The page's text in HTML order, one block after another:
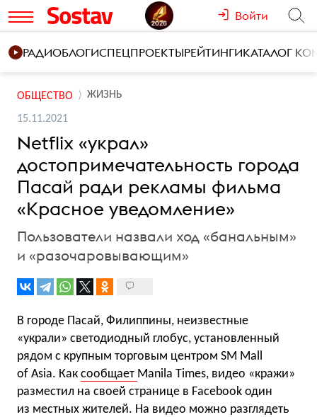
Войти
РАДИОБЛОГИСПЕЦПРОЕКТЫРЕЙТИНГИКАТАЛОГ
ОБЩЕСТВО ЖИЗНЬ
15.11.2021
Netflix «украл»
достопримечательность города
Пасай ради рекламы фильма
«Красное уведомление»
Пользователи назвали ход «банальным»
и «разочаровывающим»
В городе Пасай, Филиппины, неизвестные
«украли» светодиодный глобус, установленный
рядом с крупным торговым центром SM Mall
of Asia. Как сообщает Manila Times, видео «кражи»
разместил на своей странице в Facebook один
из местных жителей. На видео можно разглядеть